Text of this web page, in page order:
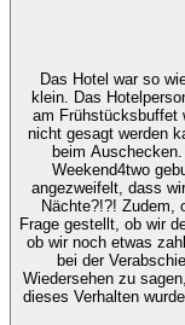
Das Hotel war so
klein. Das
am Frühstücksbuffet
nicht gesagt werden
beim
Weekend4two
angezweifelt, dass
Nächte?!?! Zudem,
Frage gestellt, ob wir
ob wir noch etwas
bei der
Wiedersehen zu
dieses Verhalten